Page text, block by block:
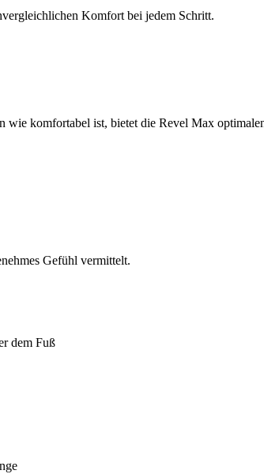
Komfort bei jedem Schritt.
wie komfortabel ist, bietet die Revel Max
Gefühl vermittelt.
dem Fuß